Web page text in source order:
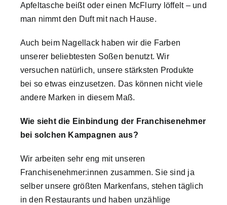
Apfeltasche beißt oder einen McFlurry löffelt – und
man nimmt den Duft mit nach Hause.
Auch beim Nagellack haben wir die Farben
unserer beliebtesten Soßen benutzt. Wir
versuchen natürlich, unsere stärksten Produkte
bei so etwas einzusetzen. Das können nicht viele
andere Marken in diesem Maß.
Wie sieht die Einbindung der Franchisenehmer
bei solchen Kampagnen aus?
Wir arbeiten sehr eng mit unseren
Franchisenehmer:innen zusammen. Sie sind ja
selber unsere größten Markenfans, stehen täglich
in den Restaurants und haben unzählige